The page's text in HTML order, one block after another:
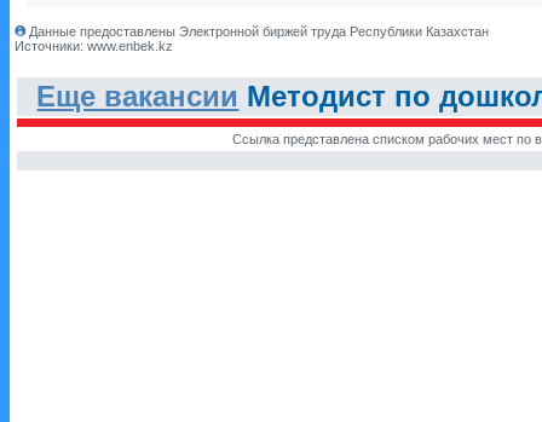
Данные предоставлены Электронной биржей труда Республики Казахстан
Источники: www.enbek.kz
Еще вакансии Методист по
Ссылка представлена списком рабочих мест по